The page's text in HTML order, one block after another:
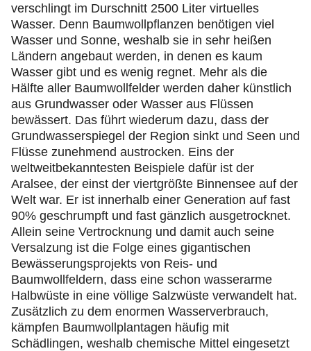
verschlingt im Durschnitt 2500 Liter virtuelles
Wasser. Denn Baumwollpflanzen benötigen viel
Wasser und Sonne, weshalb sie in sehr heißen
Ländern angebaut werden, in denen es kaum
Wasser gibt und es wenig regnet. Mehr als die
Hälfte aller Baumwollfelder werden daher künstlich
aus Grundwasser oder Wasser aus Flüssen
bewässert. Das führt wiederum dazu, dass der
Grundwasserspiegel der Region sinkt und Seen und
Flüsse zunehmend austrocken. Eins der
weltweitbekanntesten Beispiele dafür ist der
Aralsee, der einst der viertgrößte Binnensee auf der
Welt war. Er ist innerhalb einer Generation auf fast
90% geschrumpft und fast gänzlich ausgetrocknet.
Allein seine Vertrocknung und damit auch seine
Versalzung ist die Folge eines gigantischen
Bewässerungsprojekts von Reis- und
Baumwollfeldern, dass eine schon wasserarme
Halbwüste in eine völlige Salzwüste verwandelt hat.
Zusätzlich zu dem enormen Wasserverbrauch,
kämpfen Baumwollplantagen häufig mit
Schädlingen, weshalb chemische Mittel eingesetzt